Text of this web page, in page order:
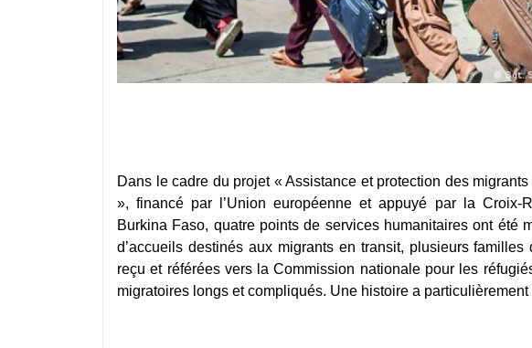
Dans le cadre du projet « Assistance et protection des
», financé par l’Union européenne et appuyé par la Croix-
Burkina Faso, quatre points de services humanitaires ont été
d’accueils destinés aux migrants en transit, plusieurs
reçu et référées vers la Commission nationale pour les
migratoires longs et compliqués. Une histoire a